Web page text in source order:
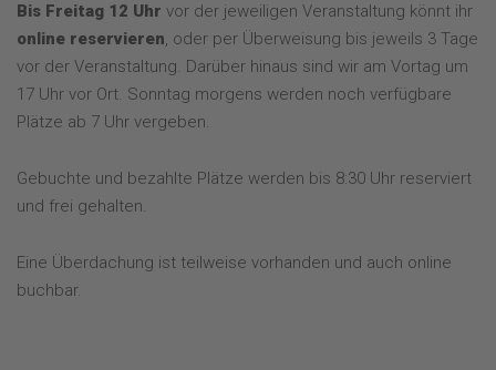
Bis Freitag 12 Uhr vor der jeweiligen Veranstaltung könnt ihr
online reservieren, oder per Überweisung bis jeweils 3 Tage
vor der Veranstaltung. Darüber hinaus sind wir am Vortag um
17 Uhr vor Ort. Sonntag morgens werden noch verfügbare
Plätze ab 7 Uhr vergeben.
Gebuchte und bezahlte Plätze werden bis 8:30 Uhr reserviert
und frei gehalten.
Eine Überdachung ist teilweise vorhanden und auch online
buchbar.